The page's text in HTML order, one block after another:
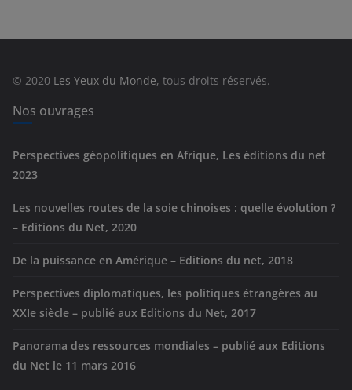
e
© 2020 Les Yeux du Monde, tous droits réservés.
Nos ouvrages
Perspectives géopolitiques en Afrique, Les éditions du net
2023
Les nouvelles routes de la soie chinoises : quelle évolution ?
– Editions du Net, 2020
De la puissance en Amérique – Editions du net, 2018
Perspectives diplomatiques, les politiques étrangères au
XXIe siècle – publié aux Editions du Net, 2017
Panorama des ressources mondiales – publié aux Editions
du Net le 11 mars 2016